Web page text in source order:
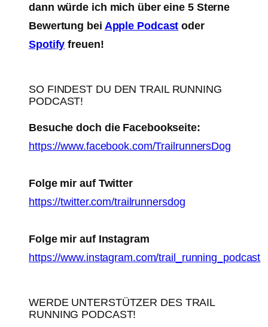
dann würde ich mich über eine 5 Sterne
Bewertung bei Apple Podcast oder
Spotify freuen!
SO FINDEST DU DEN TRAIL RUNNING
PODCAST!
Besuche doch die Facebookseite:
https://www.facebook.com/TrailrunnersDog
Folge mir auf Twitter
https://twitter.com/trailrunnersdog
Folge mir auf Instagram
https://www.instagram.com/trail_running_podcast
WERDE UNTERSTÜTZER DES TRAIL
RUNNING PODCAST!